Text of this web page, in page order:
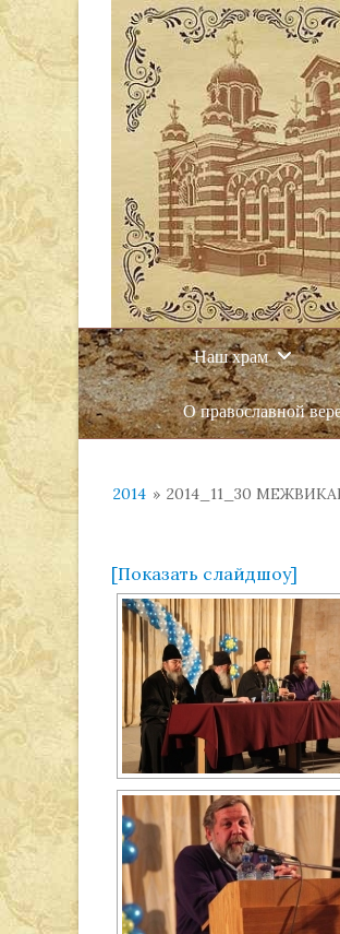
Наш храм
О православной
2014 » 2014_11_30
[Показать слайдшоу]